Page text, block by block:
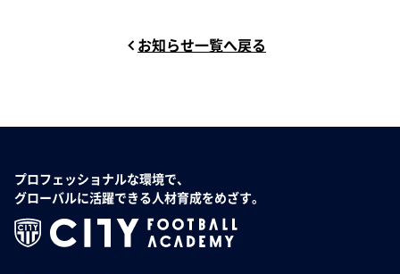
お知らせ一覧へ戻る
プロフェッショナルな環境で、
グローバルに活躍できる人材育成をめざす。